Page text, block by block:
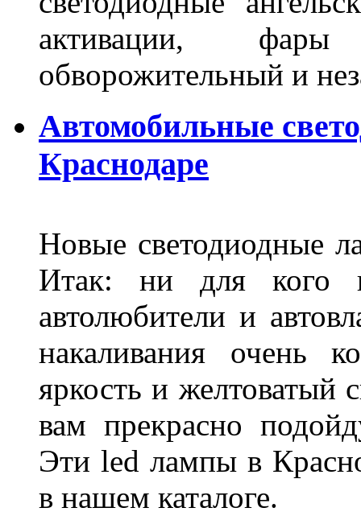
активации, фары
обворожительный и
Автомобильные
Краснодаре
Новые светодиодные
Итак: ни для кого
автолюбители и
накаливания очень
яркость и желтоватый
вам прекрасно
Эти led лампы в
в нашем каталоге.